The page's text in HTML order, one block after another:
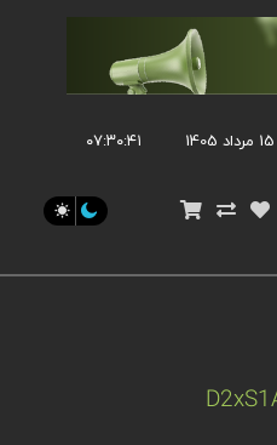
۰۷:۳۰:۴۱